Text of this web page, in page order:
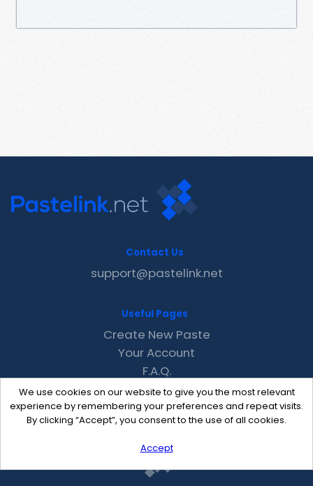
We use cookies on our website to give you the most relevant
experience by remembering your preferences and repeat visits.
By clicking “Accept”, you consent to the use of all cookies.
Accept
Contact Us
support@pastelink.net
Useful Pages
Create New Paste
Your Account
F.A.Q.
Recent
Contact